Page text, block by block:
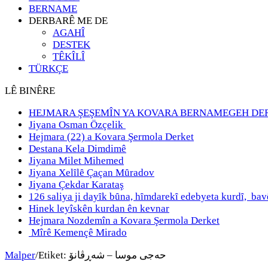
BERNAME
DERBARÊ ME DE
AGAHÎ
DESTEK
TÊKÎLÎ
TÜRKÇE
LÊ BINÊRE
HEJMARA ŞEŞEMÎN YA KOVARA BERNAMEGEH
Jiyana Osman Özçelik
Hejmara (22) a Kovara Şermola Derket
Destana Kela Dimdimê
Jiyana Milet Mihemed
Jiyana Xelȋlȇ Çaçan Mȗradov
Jiyana Çekdar Karataş
126 saliya ji dayȋk bȗna, hȋmdarekȋ edebyeta kurdȋ,
Hinek leyîskên kurdan ên kevnar
Hejmara Nozdemîn a Kovara Şermola Derket
Mîrê Kemençê Mirado
Malper/Etiket: حەجی موسا – شەڕڤانۆ